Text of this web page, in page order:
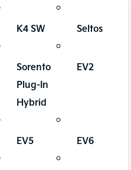
K4 SW Seltos
Sorento
Plug-In
Hybrid
EV2
EV5 EV6